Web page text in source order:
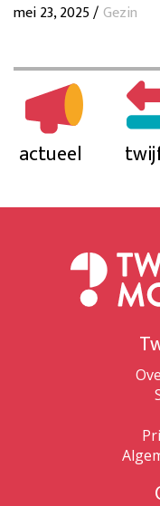
mei 23, 2025 /Gezin
actueel